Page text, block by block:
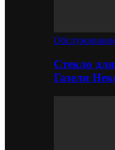
Стекло
Газели